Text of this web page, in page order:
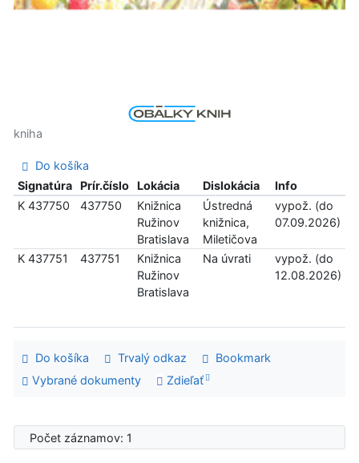
kniha
Do košíka
Signatúra
Prír.číslo Lokácia Dislokácia
Info
K 437750
437750
Knižnica
Ružinov
Bratislava
Ústredná
knižnica,
Miletičova
vypož. (do
07.09.2026)
K 437751 437751
Knižnica
Ružinov
Bratislava
Na úvrati
vypož. (do
12.08.2026)
Do košíka Trvalý odkaz
Bookmark
Vybrané dokumenty
Zdieľať
Počet záznamov: 1